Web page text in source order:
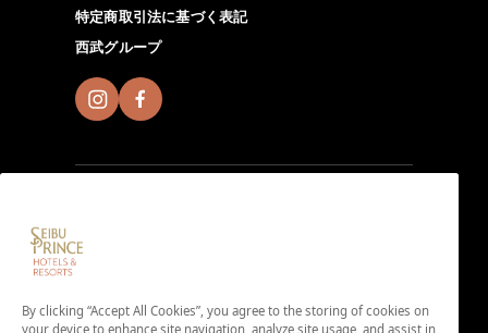
特定商取引法に基づく表記
西武グループ
Seibu Prince Global Rewardsに入会し、全世界の
力溢れる体験を。アプリダウンロードはこちらから。
By clicking “Accept All Cookies”, you agree to the storing of cookies on
your device to enhance site navigation, analyze site usage, and assist in